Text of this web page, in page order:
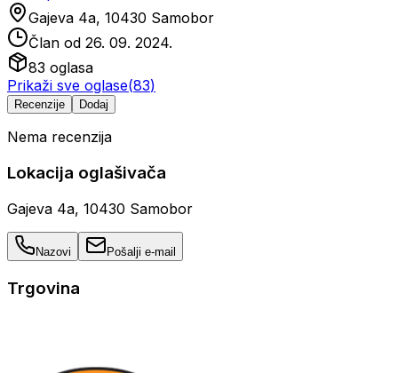
Gajeva 4a, 10430 Samobor
Član od 26. 09. 2024.
83 oglasa
Prikaži sve oglase(83)
Recenzije Dodaj
Nema recenzija
Lokacija oglašivača
Gajeva 4a, 10430 Samobor
Nazovi Pošalji e-mail
Trgovina